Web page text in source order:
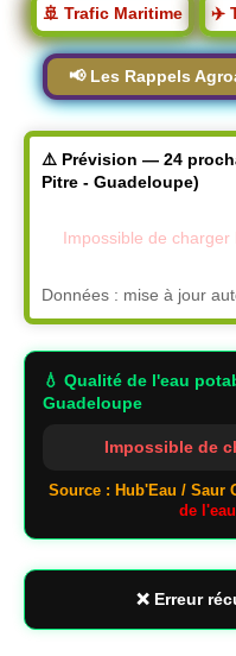
🚢 Trafic Maritime ✈️
📢 Les Rappels
⚠️ Prévision — 24
Pitre - Guadeloupe)
Impossible de
Données : mise à jour
💧 Qualité de l'eau
Guadeloupe
Impossible de
Source : Hub'Eau / Saur
de
❌ Erreur